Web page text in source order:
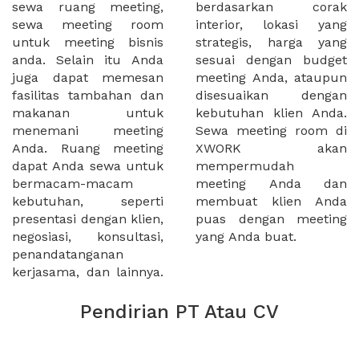
sewa ruang meeting,
sewa meeting room
untuk meeting bisnis
anda. Selain itu Anda
juga dapat memesan
fasilitas tambahan dan
makanan untuk
menemani meeting
Anda. Ruang meeting
dapat Anda sewa untuk
bermacam-macam
kebutuhan, seperti
presentasi dengan klien,
negosiasi, konsultasi,
penandatanganan
kerjasama, dan lainnya.
berdasarkan corak
interior, lokasi yang
strategis, harga yang
sesuai dengan budget
meeting Anda, ataupun
disesuaikan dengan
kebutuhan klien Anda.
Sewa meeting room di
XWORK akan
mempermudah
meeting Anda dan
membuat klien Anda
puas dengan meeting
yang Anda buat.
Pendirian PT Atau CV